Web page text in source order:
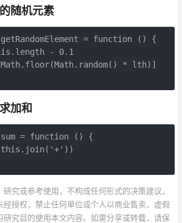
随机元素
= function () {
- 0.1
* lth)]
加和
= function () {
究或参考使用，不构成任何形式的决策建议、
授权，禁止任何单位或个人以商业售卖、虚假
研究目的使用本文内容。如需分享或转载，请保